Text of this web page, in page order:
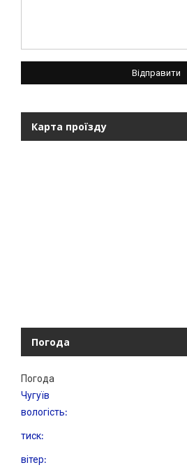
Карта проїзду
Погода
Погода
Чугуїв
вологість:
тиск:
вітер: